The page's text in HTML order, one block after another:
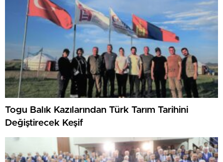
Togu Balık Kazılarından Türk Tarım Tarihini
Değiştirecek Keşif